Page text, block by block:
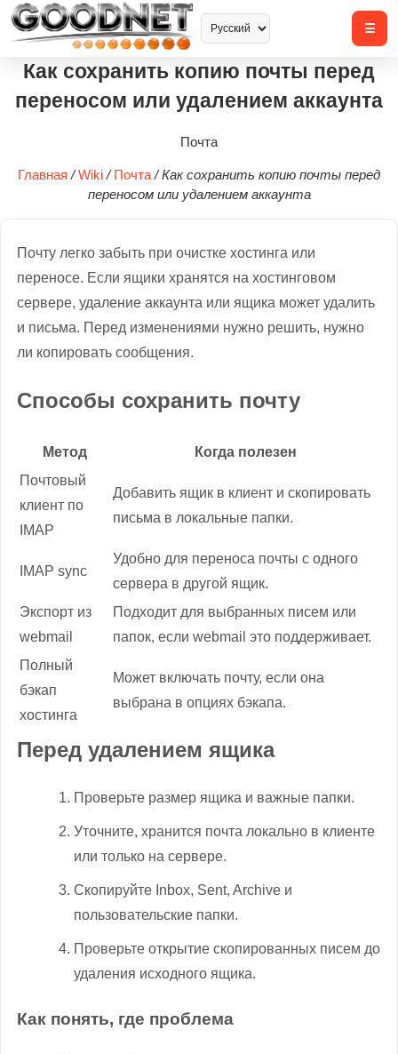
Как сохранить копию почты перед
переносом или удалением аккаунта
Почта
Главная / Wiki / Почта / Как сохранить копию почты перед
переносом или удалением аккаунта
Почту легко забыть при очистке хостинга или
переносе. Если ящики хранятся на хостинговом
сервере, удаление аккаунта или ящика может удалить
и письма. Перед изменениями нужно решить, нужно
ли копировать сообщения.
Способы сохранить почту
Метод
Когда полезен
Почтовый
клиент по
IMAP
Добавить ящик в клиент и скопировать
письма в локальные папки.
IMAP sync
Удобно для переноса почты с одного
сервера в другой ящик.
Экспорт из
webmail
Подходит для выбранных писем или
папок, если webmail это поддерживает.
Полный
бэкап
хостинга
Может включать почту, если она
выбрана в опциях бэкапа.
Перед удалением ящика
Проверьте размер ящика и важные папки.
Уточните, хранится почта локально в клиенте
или только на сервере.
Скопируйте Inbox, Sent, Archive и
пользовательские папки.
Проверьте открытие скопированных писем до
удаления исходного ящика.
Как понять, где проблема